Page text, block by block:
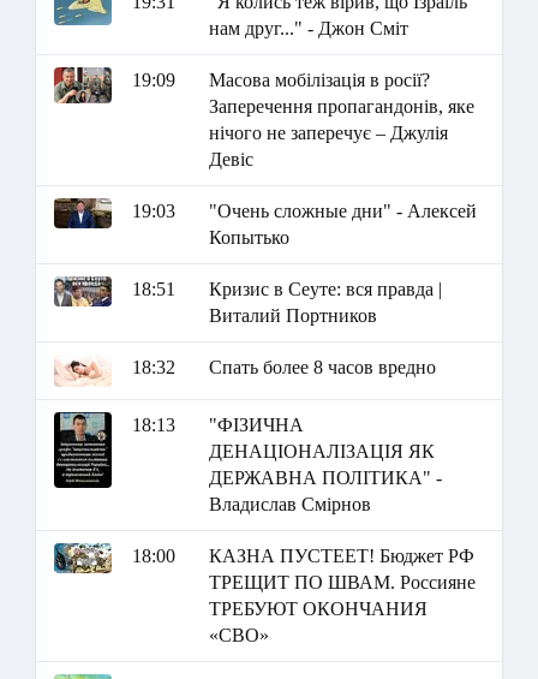
нам друг..." - Джон Сміт
19:09
Масова мобілізація в росії?
Заперечення пропагандонів, яке
нічого не заперечує – Джулія
Девіс
19:03
"Очень сложные дни" - Алексей
Копытько
18:51
Кризис в Сеуте: вся правда |
Виталий Портников
18:32 Спать более 8 часов вредно
18:13
"ФІЗИЧНА
ДЕНАЦІОНАЛІЗАЦІЯ ЯК
ДЕРЖАВНА ПОЛІТИКА" -
Владислав Смірнов
18:00
КАЗНА ПУСТЕЕТ! Бюджет РФ
ТРЕЩИТ ПО ШВАМ. Россияне
ТРЕБУЮТ ОКОНЧАНИЯ
«СВО»